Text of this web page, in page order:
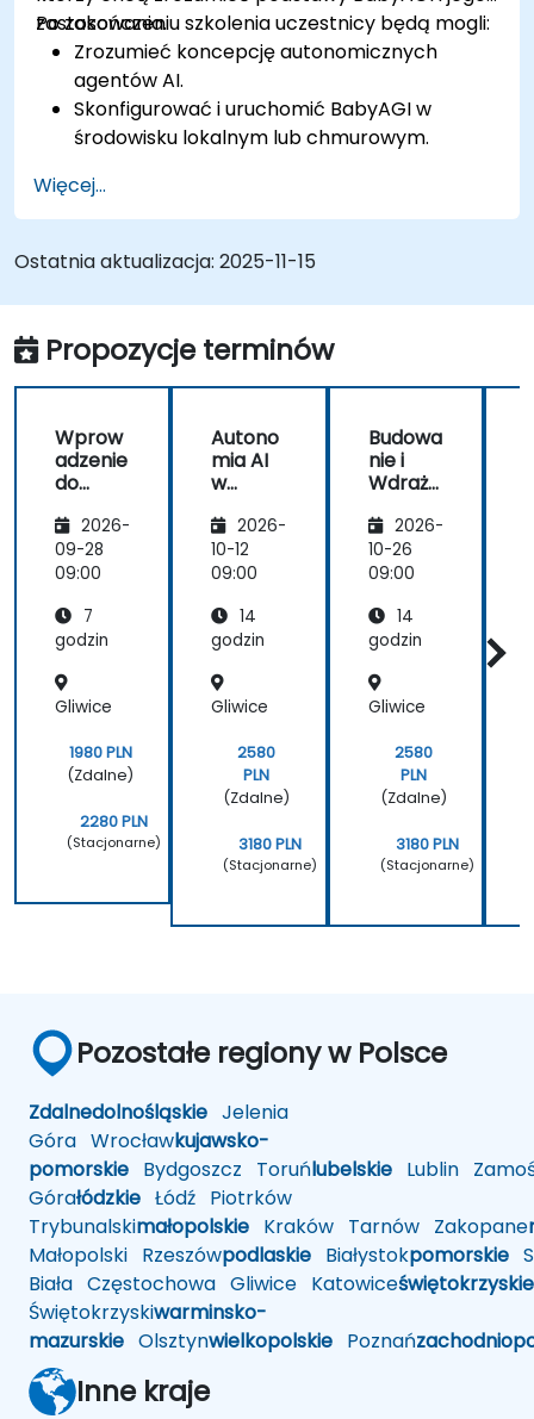
zastosowania.
Po zakończeniu szkolenia uczestnicy będą mogli:
Zrozumieć koncepcję autonomicznych
agentów AI.
Skonfigurować i uruchomić BabyAGI w
środowisku lokalnym lub chmurowym.
wykonywania zadań.
Zidentyfikować potencjalne przypadki użycia
automatyzacji AI z wykorzystaniem BabyAGI.
Więcej...
Ostatnia aktualizacja: 2025-11-15
Propozycje terminów
Wprow
adzenie
do
GI:
Zrozumi
enie
miczny
ch
w AI
2026-
09-28
09:00
7
godzin
Gliwice
1980 PLN
(Zdalne)
2280 PLN
(Stacjonarne)
Autono
mia AI
w
e:
Porówn
anie
GI z
innymi
miczny
mi
2026-
10-12
09:00
14
godzin
Gliwice
2580
PLN
(Zdalne)
3180 PLN
(Stacjonarne)
Budowa
nie i
Wdraża
BabyA
GI do
Automa
Proces
ów
2026-
10-26
09:00
14
godzin
Gliwice
2580
PLN
(Zdalne)
3180 PLN
(Stacjonarne)
Pozostałe regiony w Polsce
Zdalnedolnośląskie Jelenia
Góra Wrocławkujawsko-
pomorskie Bydgoszcz Toruńlubelskie Lublin
Górałódzkie Łódź Piotrków
Trybunalskimałopolskie Kraków Tarnów Zakopane
Małopolski Rzeszówpodlaskie Białystokpomorskie
Biała Częstochowa Gliwice Katowiceświętokrzyskie
Świętokrzyskiwarminsko-
mazurskie Olsztynwielkopolskie Poznań
Inne kraje